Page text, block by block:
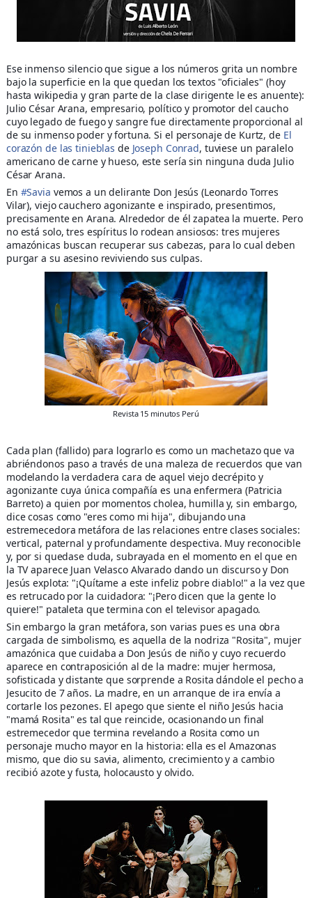
Ese inmenso silencio que sigue a los números grita un nombre
bajo la superficie en la que quedan los textos "oficiales" (hoy
hasta wikipedia y gran parte de la clase dirigente le es anuente):
Julio César Arana, empresario, político y promotor del caucho
cuyo legado de fuego y sangre fue directamente proporcional al
de su inmenso poder y fortuna. Si el personaje de Kurtz, de El
corazón de las tinieblas de Joseph Conrad, tuviese un paralelo
americano de carne y hueso, este sería sin ninguna duda Julio
César Arana.
En #Savia vemos a un delirante Don Jesús (Leonardo Torres
Vilar), viejo cauchero agonizante e inspirado, presentimos,
precisamente en Arana. Alrededor de él zapatea la muerte. Pero
no está solo, tres espíritus lo rodean ansiosos: tres mujeres
amazónicas buscan recuperar sus cabezas, para lo cual deben
purgar a su asesino reviviendo sus culpas.
Revista 15 minutos Perú
Cada plan (fallido) para lograrlo es como un machetazo que va
abriéndonos paso a través de una maleza de recuerdos que van
modelando la verdadera cara de aquel viejo decrépito y
agonizante cuya única compañía es una enfermera (Patricia
Barreto) a quien por momentos cholea, humilla y, sin embargo,
dice cosas como "eres como mi hija", dibujando una
estremecedora metáfora de las relaciones entre clases sociales:
vertical, paternal y profundamente despectiva. Muy reconocible
y, por si quedase duda, subrayada en el momento en el que en
la TV aparece Juan Velasco Alvarado dando un discurso y Don
Jesús explota: "¡Quítame a este infeliz pobre diablo!" a la vez que
es retrucado por la cuidadora: "¡Pero dicen que la gente lo
quiere!" pataleta que termina con el televisor apagado.
Sin embargo la gran metáfora, son varias pues es una obra
cargada de simbolismo, es aquella de la nodriza "Rosita", mujer
amazónica que cuidaba a Don Jesús de niño y cuyo recuerdo
aparece en contraposición al de la madre: mujer hermosa,
sofisticada y distante que sorprende a Rosita dándole el pecho a
Jesucito de 7 años. La madre, en un arranque de ira envía a
cortarle los pezones. El apego que siente el niño Jesús hacia
"mamá Rosita" es tal que reincide, ocasionando un final
estremecedor que termina revelando a Rosita como un
personaje mucho mayor en la historia: ella es el Amazonas
mismo, que dio su savia, alimento, crecimiento y a cambio
recibió azote y fusta, holocausto y olvido.